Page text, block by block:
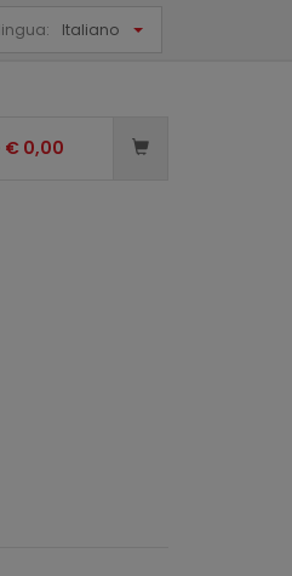
lingua: Italiano
€ 0,00